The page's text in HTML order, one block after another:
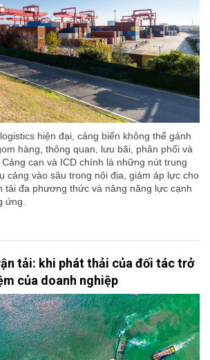
hiện đại, cảng biển không thể gánh
hàng, thông quan, lưu bãi, phân phối và
cạn và ICD chính là những nút trung
cảng vào sâu trong nội địa, giảm áp lực cho
tải đa phương thức và nâng năng lực cạnh
ứng.
tải: khi phát thải của đối tác trở
của doanh nghiệp